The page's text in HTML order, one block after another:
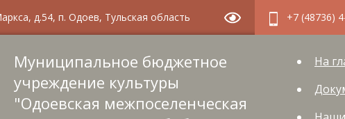
д.54, п. Одоев, Тульская область +7 (48736)
Муниципальное бюджетное
учреждение культуры
"Одоевская межпоселенческая
На